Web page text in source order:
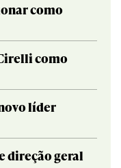
como
como
líder
direção geral